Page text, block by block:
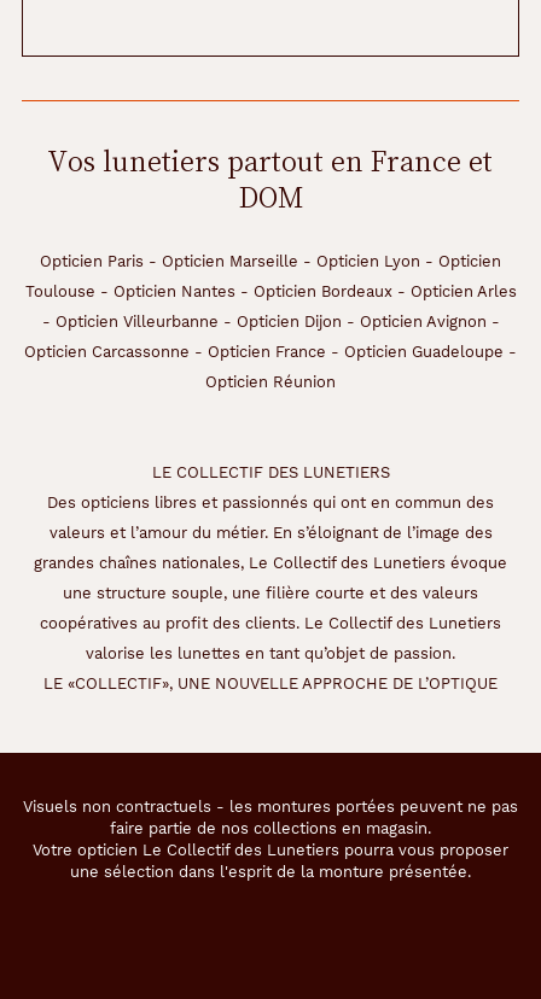
Vos lunetiers partout en France et
DOM
Opticien Paris - Opticien Marseille - Opticien Lyon - Opticien
Toulouse - Opticien Nantes - Opticien Bordeaux- Opticien Arles
- Opticien Villeurbanne - Opticien Dijon - Opticien Avignon -
Opticien Carcassonne - Opticien France - Opticien Guadeloupe -
Opticien Réunion
LE COLLECTIF DES LUNETIERS
Des opticiens libres et passionnés qui ont en commun des
valeurs et l’amour du métier. En s’éloignant de l’image des
grandes chaînes nationales, Le Collectif des Lunetiers évoque
une structure souple, une filière courte et des valeurs
coopératives au profit des clients. Le Collectif des Lunetiers
valorise les lunettes en tant qu’objet de passion.
LE «COLLECTIF», UNE NOUVELLE APPROCHE DE L’OPTIQUE
Visuels non contractuels - les montures portées peuvent ne pas
faire partie de nos collections en magasin.
Votre opticien Le Collectif des Lunetiers pourra vous proposer
une sélection dans l'esprit de la monture présentée.